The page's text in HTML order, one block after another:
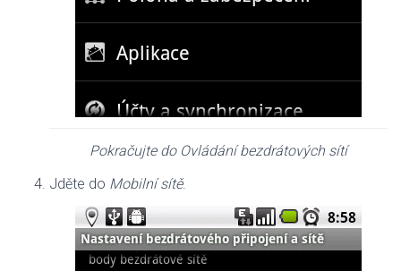
Pokračujte do Ovládání bezdrátových sítí
Jděte do Mobilní sítě.